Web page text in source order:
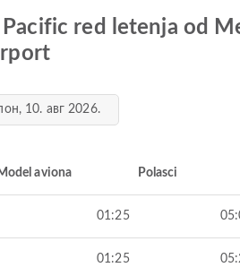
red letenja od
10. авг 2026.
aviona Polasci
01:25
01:25